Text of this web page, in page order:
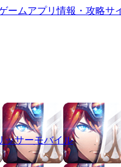
ッサーモバイル